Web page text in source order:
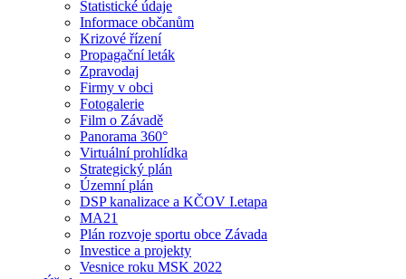
Statistické údaje
Informace občanům
Krizové řízení
Propagační leták
Zpravodaj
Firmy v obci
Fotogalerie
Film o Závadě
Panorama 360°
Virtuální prohlídka
Strategický plán
Územní plán
DSP kanalizace a KČOV I.etapa
MA21
Plán rozvoje sportu obce Závada
Investice a projekty
Vesnice roku MSK 2022